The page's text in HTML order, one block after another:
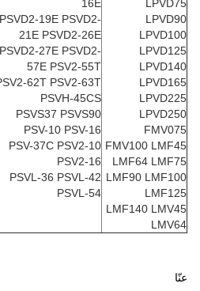
LPVD75
LPVD90
LPVD100
LPVD125
LPVD140
LPVD165
LPVD225
LPVD250
FMV075
FMV100 LMF45
LMF64 LMF75
LMF90 LMF100
LMF125
LMF140 LMV45
LMV64
16E
PSVD2-19E PSVD2-
21E PSVD2-26E
PSVD2-27E PSVD2-
57E PSV2-55T
PSV2-62T PSV2-63T
PSVH-45CS
PSVS37 PSVS90
PSV-10 PSV-16
PSV-37C PSV2-10
PSV2-16
PSVL-36 PSVL-42
PSVL-54
عنّا